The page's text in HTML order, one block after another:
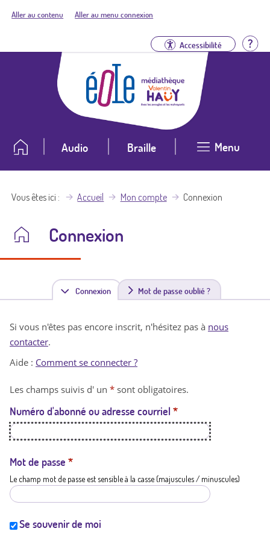
Aller au contenu Aller au menu connexion
Accessibilité
Audio Braille Menu
Vous êtes ici Accueil Mon compte Connexion
Connexion
Connexion(
n
t
a
t
i
Mot de passe oublié ?
Si vous n'êtes pas encore inscrit, n'hésitez pas à nous
contacter.
Aide : Comment se connecter ?
Les champs suivis d' un * sont obligatoires.
Numéro d'abonné ou adresse courriel *
Mot de passe *
Le champ mot de passe est sensible à la casse (majuscules / minuscules)
Se souvenir de moi